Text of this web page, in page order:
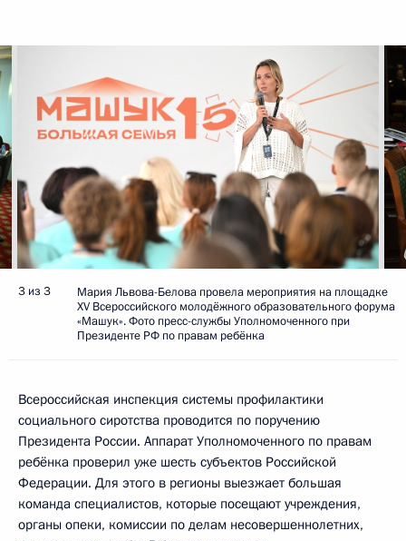
3 из 3
Мария Львова-Белова провела мероприятия на площадке
XV Всероссийского молодёжного образовательного форума
«Машук». Фото пресс-службы Уполномоченного при
Президенте РФ по правам ребёнка
Всероссийская инспекция системы профилактики
социального сиротства проводится по поручению
Президента России. Аппарат Уполномоченного по правам
ребёнка проверил уже шесть субъектов Российской
Федерации. Для этого в регионы выезжает большая
команда специалистов, которые посещают учреждения,
органы опеки, комиссии по делам несовершеннолетних,